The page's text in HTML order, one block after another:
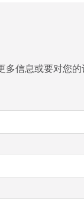
多信息或要对您